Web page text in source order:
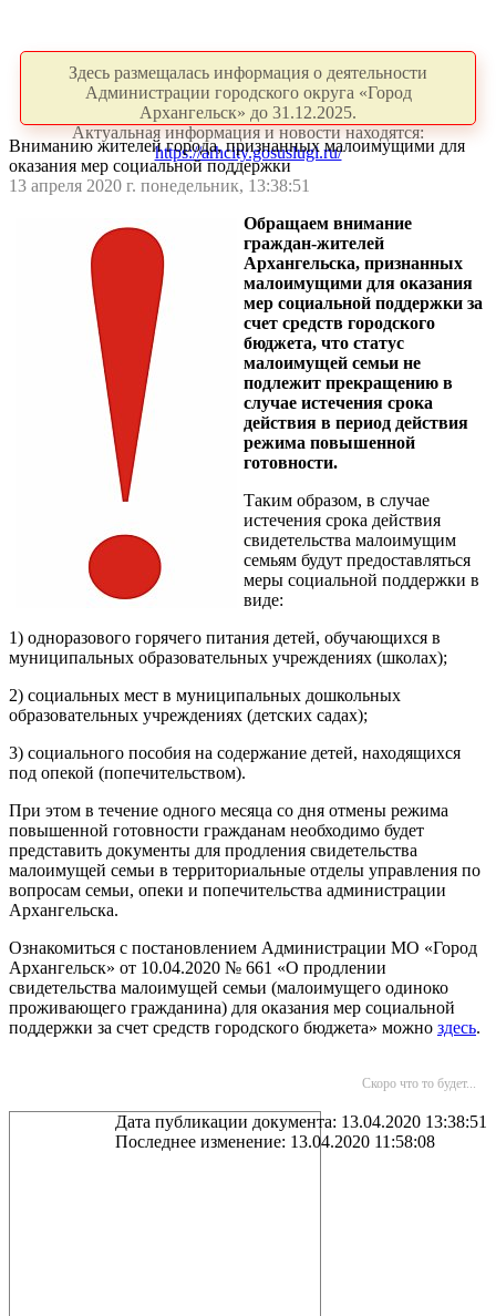
Здесь размещалась информация о деятельности
Администрации городского округа «Город
Архангельск» до 31.12.2025.
Актуальная информация и новости находятся:
https://arhcity.gosuslugi.ru/
Вниманию жителей города, признанных малоимущими для
оказания мер социальной поддержки
13 апреля 2020 г. понедельник, 13:38:51
Обращаем внимание
граждан-жителей
Архангельска, признанных
малоимущими для оказания
мер социальной поддержки за
счет средств городского
бюджета, что статус
малоимущей семьи не
подлежит прекращению в
случае истечения срока
действия в период действия
режима повышенной
готовности.
Таким образом, в случае
истечения срока действия
свидетельства малоимущим
семьям будут предоставляться
меры социальной поддержки в
виде:
1) одноразового горячего питания детей, обучающихся в
муниципальных образовательных учреждениях (школах);
2) социальных мест в муниципальных дошкольных
образовательных учреждениях (детских садах);
3) социального пособия на содержание детей, находящихся
под опекой (попечительством).
При этом в течение одного месяца со дня отмены режима
повышенной готовности гражданам необходимо будет
представить документы для продления свидетельства
малоимущей семьи в территориальные отделы управления по
вопросам семьи, опеки и попечительства администрации
Архангельска.
Ознакомиться с постановлением Администрации МО «Город
Архангельск» от 10.04.2020 № 661 «О продлении
свидетельства малоимущей семьи (малоимущего одиноко
проживающего гражданина) для оказания мер социальной
поддержки за счет средств городского бюджета» можно здесь.
Скоро что то будет...
Дата публикации документа: 13.04.2020 13:38:51
Последнее изменение: 13.04.2020 11:58:08